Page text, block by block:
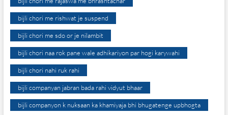
bijli chori me rishwat je suspend
bijli chori me sdo or je nilambit
bijli chori naa rok pane wale adhikariyon par hogi karywahi
bijli chori nahi ruk rahi
bijli companyan jabran bada rahi vidyut bhaar
bijli companyon k nuksaan ka khamiyaja bhi bhugatenge upbhogta